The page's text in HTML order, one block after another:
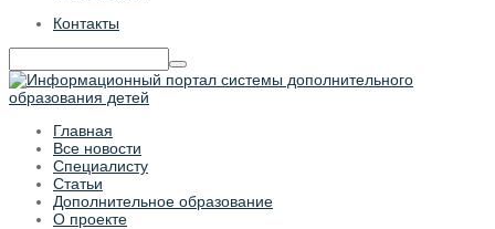
Контакты
Главная
Все новости
Специалисту
Статьи
Дополнительное образование
О проекте